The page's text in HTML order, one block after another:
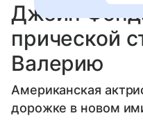
Джейн
прической
Валерию
Американская
дорожке в новом